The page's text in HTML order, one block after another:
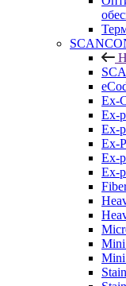
Ex-
Ex-
Ex-
Ex-
Ex-
Ex-
Mini
Mini